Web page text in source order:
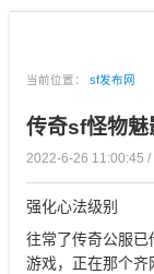
当前位置： sf发布网
传奇sf怪物魅
2022-6-26 11:00:45 /
强化心法级别
往常了传奇公服已
游戏，正在那个齐